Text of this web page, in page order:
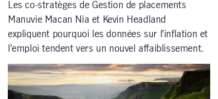
Les co-stratèges de Gestion de placements
Manuvie Macan Nia et Kevin Headland
expliquent pourquoi les données sur l’inflation et
l’emploi tendent vers un nouvel affaiblissement.